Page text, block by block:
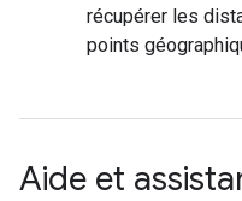
récupérer les
points
Aide et